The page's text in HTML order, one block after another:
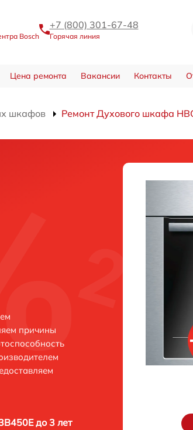
Bosch
+7 (800) 301-67-48
Горячая линия
Цена ремонта Вакансии Контакты
шкафов Ремонт Духового шкафа
причины
до 3 лет